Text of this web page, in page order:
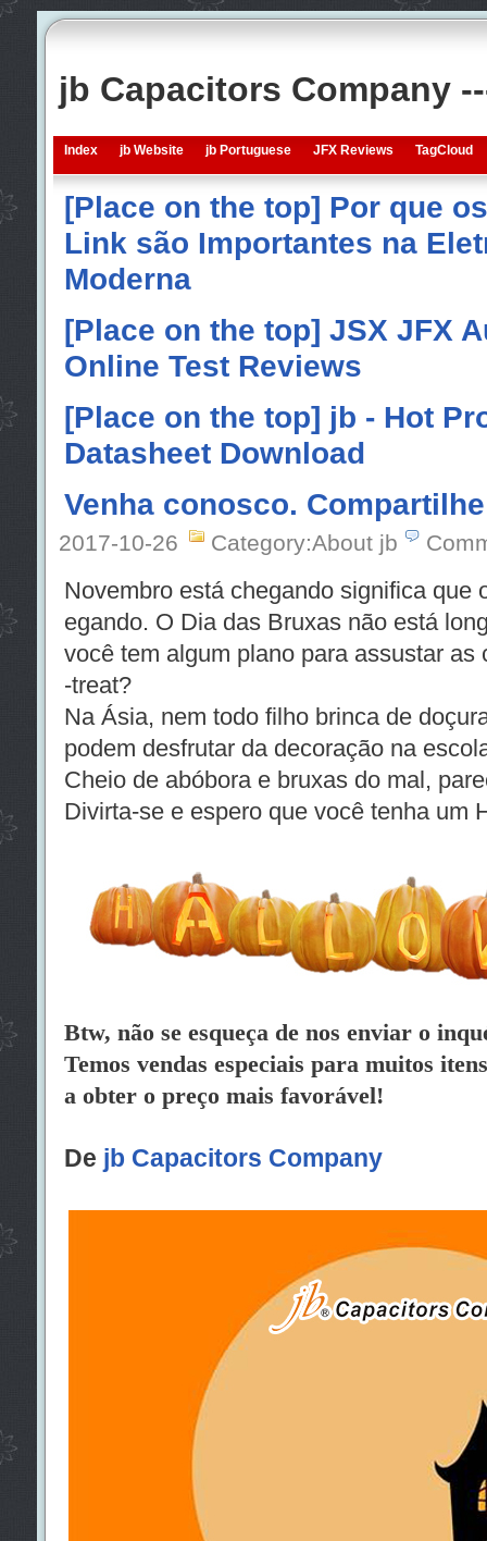
jb Capacitors Company
Index jb Website jb Portuguese JFX Reviews TagCloud
[Place on the top] Por que
Link são Importantes na
Moderna
[Place on the top] JSX JFX
Online Test Reviews
[Place on the top] jb - Hot
Datasheet Download
Venha conosco.
2017-10-26 Category:About jb
Novembro está chegando significa que
egando. O Dia das Bruxas não está
você tem algum plano para assustar as
-treat?
Na Ásia, nem todo filho brinca de
podem desfrutar da decoração na
Cheio de abóbora e bruxas do mal,
Divirta-se e espero que você tenha um
Btw, não se esqueça de nos enviar o
Temos vendas especiais para muitos
a obter o preço mais favorável!
De jb Capacitors Company